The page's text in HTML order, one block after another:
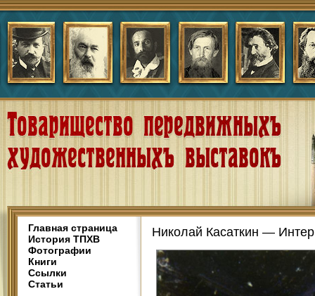
Главная страница
История ТПХВ
Фотографии
Книги
Ссылки
Статьи
Николай Касаткин —